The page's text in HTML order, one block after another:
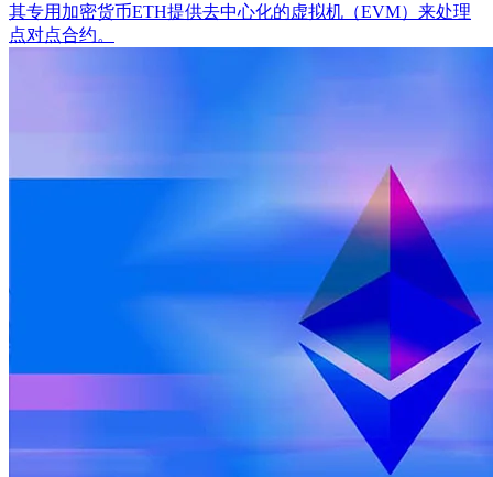
其专用加密货币ETH提供去中心化的虚拟机（EVM）来处理
点对点合约。